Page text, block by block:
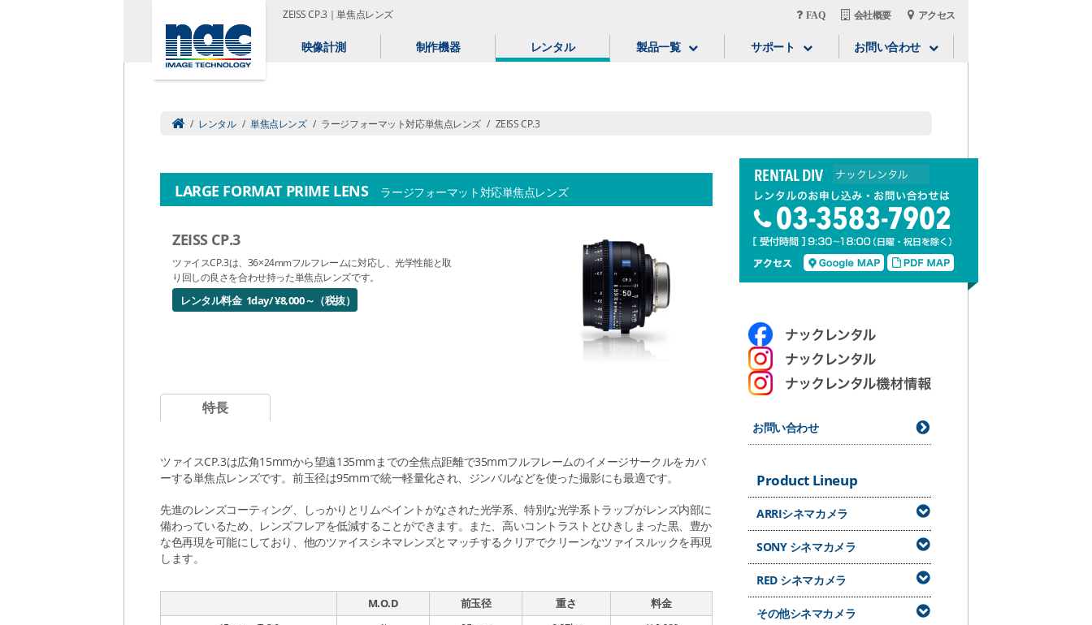
ZEISS CP.3｜単焦点レンズ FAQ 会社概要 アクセス
映像計測 制作機器 レンタル 製品一覧 サポート お問い合わせ
/ レンタル / 単焦点レンズ / ラージフォーマット対応単焦点レンズ / ZEISS CP.3
LARGE FORMAT PRIME LENS ラージフォーマット対応単焦点レンズ
ZEISS CP.3
ツァイスCP.3は、36×24mmフルフレームに対応し、光学性能と取
り回しの良さを合わせ持った単焦点レンズです。
レンタル料金 1day/ ¥8,000～（税抜）
特長
ツァイスCP.3は広角15mmから望遠135mmまでの全焦点距離で35mmフルフレームのイメージサークルをカバ
ーする単焦点レンズです。前玉径は95mmで統一軽量化され、ジンバルなどを使った撮影にも最適です。
先進のレンズコーティング、しっかりとリムペイントがなされた光学系、特別な光学系トラップがレンズ内部に
備わっているため、レンズフレアを低減することができます。また、高いコントラストとひきしまった黒、豊か
な色再現を可能にしており、他のツァイスシネマレンズとマッチするクリアでクリーンなツァイスルックを再現
します。
M.O.D 前玉径 重さ
料金
お問い合わせ
Product Lineup
ARRIシネマカメラ
SONY シネマカメラ
RED シネマカメラ
その他シネマカメラ